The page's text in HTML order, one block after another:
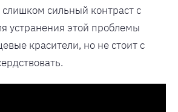
сильный контраст с
устранения этой проблемы
красители, но не стоит с